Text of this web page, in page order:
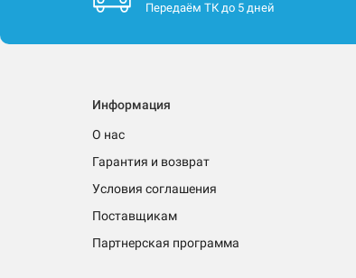
Передаём ТК до 5 дней
Информация
О нас
Гарантия и возврат
Условия соглашения
Поставщикам
Партнерская программа